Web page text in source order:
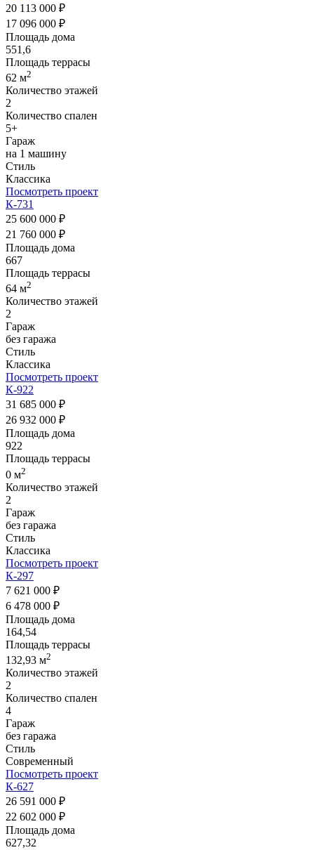
20 113 000 ₽
17 096 000 ₽
Площадь дома
551,6
Площадь террасы
62 м2
Количество этажей
2
Количество спален
5+
Гараж
на 1 машину
Стиль
Классика
Посмотреть проект
К-731
25 600 000 ₽
21 760 000 ₽
Площадь дома
667
Площадь террасы
64 м2
Количество этажей
2
Гараж
без гаража
Стиль
Классика
Посмотреть проект
К-922
31 685 000 ₽
26 932 000 ₽
Площадь дома
922
Площадь террасы
0 м2
Количество этажей
2
Гараж
без гаража
Стиль
Классика
Посмотреть проект
К-297
7 621 000 ₽
6 478 000 ₽
Площадь дома
164,54
Площадь террасы
132,93 м2
Количество этажей
2
Количество спален
4
Гараж
без гаража
Стиль
Современный
Посмотреть проект
К-627
26 591 000 ₽
22 602 000 ₽
Площадь дома
627,32